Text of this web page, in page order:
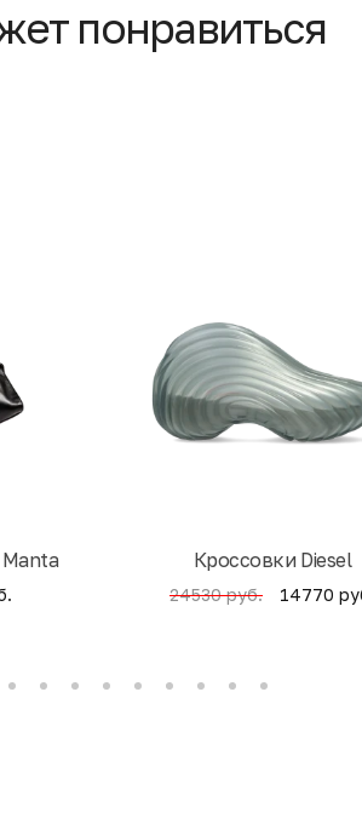
понравиться
Кроссовки Diesel
24530 руб. 14770